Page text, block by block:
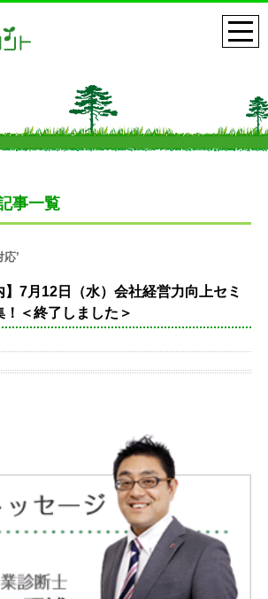
事一覧
’
】7月12日（水）会社経営力向上セミ
＜終了しました＞